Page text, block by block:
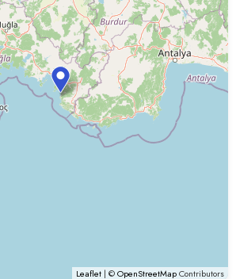
Leaflet | ©OpenStreetMapContributors